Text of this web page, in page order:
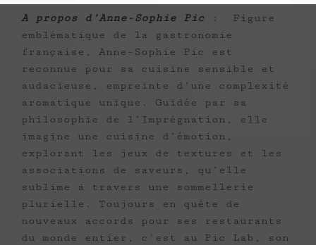
A propos d’Anne-Sophie Pic: Figure
emblématique de la gastronomie
française, Anne-Sophie Pic est
reconnue pour sa cuisine sensible et
audacieuse, empreinte d’une complexité
aromatique unique. Guidée par sa
philosophie de l’Imprégnation, elle
imagine une cuisine d’émotion,
explorant les jeux de textures et les
associations de saveurs, qu’elle
sublime à travers une sommellerie
plurielle. Toujours en quête de
nouveaux accords pour ses restaurants
du monde entier, c'est au Pic Lab, son